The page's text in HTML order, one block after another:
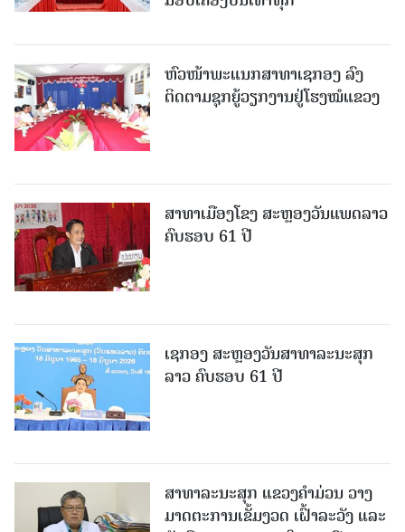
ຫົວໜ້າພະແນກສາທາເຊກອງ ລົງ
ຕິດຕາມຊຸກຍູ້ວຽກງານຢູ່ໂຮງໝໍແຂວງ
ສາທາເມືອງໂຂງ ສະຫຼອງວັນແພດລາວ
ຄົບຮອບ 61 ປີ
ເຊກອງ ສະຫຼອງວັນສາທາລະນະສຸກ
ລາວ ຄົບຮອບ 61 ປີ
ສາທາລະນະສຸກ ແຂວງຄໍາມ່ວນ ວາງ
ມາດຕະການເຂັ້ມງວດ ເຝົ້າລະວັງ ແລະ